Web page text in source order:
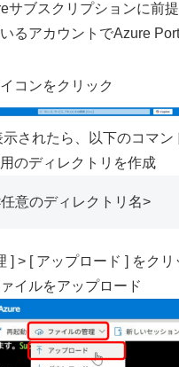
サブスクリプションに前
るアカウントでAzure
コンをクリック
されたら、以下のコマン
のディレクトリを作成
意のディレクトリ名>
] > [ アップロード ] をクリ
イルをアップロード